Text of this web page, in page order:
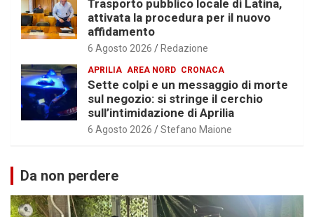
Trasporto pubblico locale di Latina,
attivata la procedura per il nuovo
affidamento
6 Agosto 2026 Redazione
APRILIA AREA NORD CRONACA
Sette colpi e un messaggio di morte
sul negozio: si stringe il cerchio
sull’intimidazione di Aprilia
6 Agosto 2026 Stefano Maione
Da non perdere